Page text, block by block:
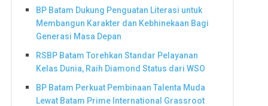
BP Batam Dukung Penguatan Literasi untuk
Membangun Karakter dan Kebhinekaan Bagi
Generasi Masa Depan
RSBP Batam Torehkan Standar Pelayanan
Kelas Dunia, Raih Diamond Status dari WSO
BP Batam Perkuat Pembinaan Talenta Muda
Lewat Batam Prime International Grassroot